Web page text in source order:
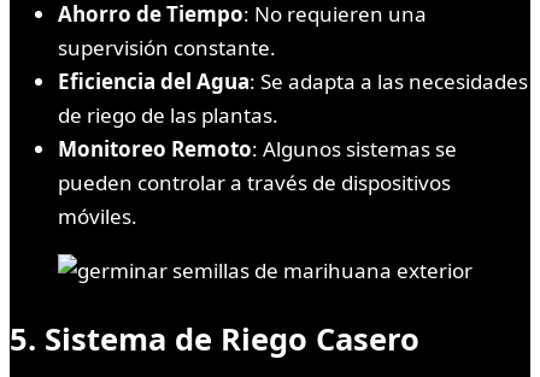
Ahorro de Tiempo: No requieren una
supervisión constante.
Eficiencia del Agua: Se adapta a las necesidades
de riego de las plantas.
Monitoreo Remoto: Algunos sistemas se
pueden controlar a través de dispositivos
móviles.
5. Sistema de Riego Casero